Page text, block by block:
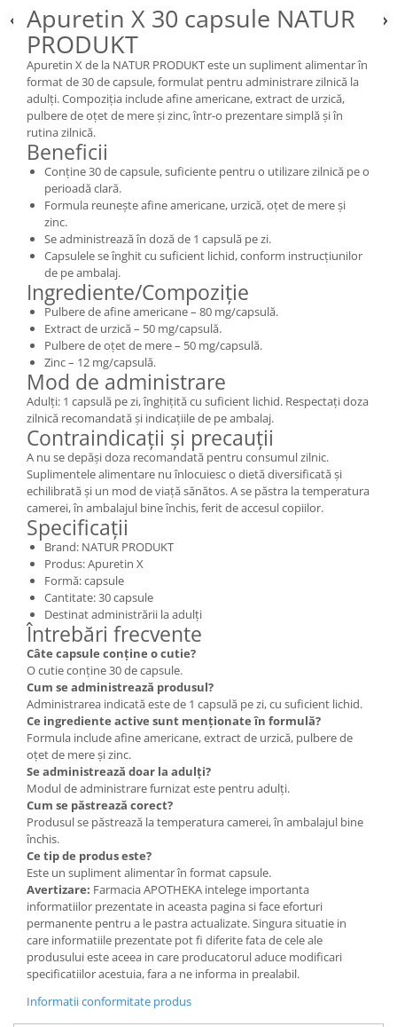
Apuretin X 30 capsule NATUR
PRODUKT
Apuretin X de la NATUR PRODUKT este un supliment alimentar în
format de 30 de capsule, formulat pentru administrare zilnică la
adulți. Compoziția include afine americane, extract de urzică,
pulbere de oțet de mere și zinc, într-o prezentare simplă și în
rutina zilnică.
Beneficii
Conține 30 de capsule, suficiente pentru o utilizare zilnică pe o
perioadă clară.
Formula reunește afine americane, urzică, oțet de mere și
zinc.
Se administrează în doză de 1 capsulă pe zi.
Capsulele se înghit cu suficient lichid, conform instrucțiunilor
de pe ambalaj.
Ingrediente/Compoziție
Pulbere de afine americane – 80 mg/capsulă.
Extract de urzică – 50 mg/capsulă.
Pulbere de oțet de mere – 50 mg/capsulă.
Zinc – 12 mg/capsulă.
Mod de administrare
Adulți: 1 capsulă pe zi, înghițită cu suficient lichid. Respectați doza
zilnică recomandată și indicațiile de pe ambalaj.
Contraindicații și precauții
A nu se depăși doza recomandată pentru consumul zilnic.
Suplimentele alimentare nu înlocuiesc o dietă diversificată și
echilibrată și un mod de viață sănătos. A se păstra la temperatura
camerei, în ambalajul bine închis, ferit de accesul copiilor.
Specificații
Brand: NATUR PRODUKT
Produs: Apuretin X
Formă: capsule
Cantitate: 30 capsule
Destinat administrării la adulți
Întrebări frecvente
Câte capsule conține o cutie?
O cutie conține 30 de capsule.
Cum se administrează produsul?
Administrarea indicată este de 1 capsulă pe zi, cu suficient lichid.
Ce ingrediente active sunt menționate în formulă?
Formula include afine americane, extract de urzică, pulbere de
oțet de mere și zinc.
Se administrează doar la adulți?
Modul de administrare furnizat este pentru adulți.
Cum se păstrează corect?
Produsul se păstrează la temperatura camerei, în ambalajul bine
închis.
Ce tip de produs este?
Este un supliment alimentar în format capsule.
Avertizare: Farmacia APOTHEKA intelege importanta
informatiilor prezentate in aceasta pagina si face eforturi
permanente pentru a le pastra actualizate. Singura situatie in
care informatiile prezentate pot fi diferite fata de cele ale
produsului este aceea in care producatorul aduce modificari
specificatiilor acestuia, fara a ne informa in prealabil.
Informatii conformitate produs